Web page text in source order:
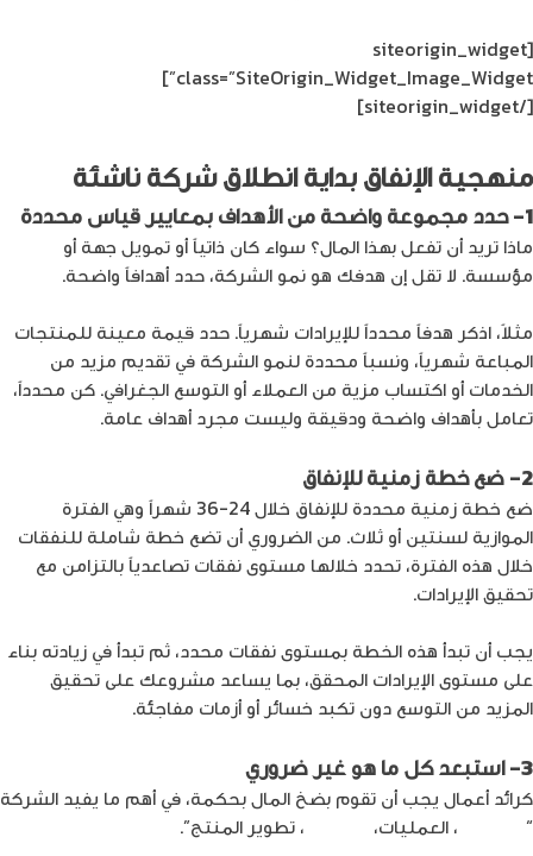
[siteorigin_widget
class=”SiteOrigin_Widget_Image_Widget”]
[/siteorigin_widget]
منهجية الإنفاق بداية انطلاق شركة ناشئة
1- حدد مجموعة واضحة من الأهداف بمعايير قياس محددة
ماذا تريد أن تفعل بهذا المال؟ سواء كان ذاتياً أو تمويل جهة أو
مؤسسة. لا تقل إن هدفك هو نمو الشركة، حدد أهدافاً واضحة.
مثلاً، اذكر هدفاً محدداً للإيرادات شهرياً. حدد قيمة معينة للمنتجات
المباعة شهرياً، ونسباً محددة لنمو الشركة في تقديم مزيد من
الخدمات أو اكتساب مزية من العملاء أو التوسع الجغرافي. كن محدداً،
تعامل بأهداف واضحة ودقيقة وليست مجرد أهداف عامة.
2- ضع خطة زمنية للإنفاق
ضع خطة زمنية محددة للإنفاق خلال 24-36 شهراً وهي الفترة
الموازية لسنتين أو ثلاث. من الضروري أن تضع خطة شاملة للنفقات
خلال هذه الفترة، تحدد خلالها مستوى نفقات تصاعدياً بالتزامن مع
تحقيق الإيرادات.
يجب أن تبدأ هذه الخطة بمستوى نفقات محدد، ثم تبدأ في زيادته بناء
على مستوى الإيرادات المحقق، بما يساعد مشروعك على تحقيق
المزيد من التوسع دون تكبد خسائر أو أزمات مفاجئة.
3- استبعد كل ما هو غير ضروري
كرائد أعمال يجب أن تقوم بضخ المال بحكمة، في أهم ما يفيد الشركة
“
، العمليات، ، تطوير المنتج”.